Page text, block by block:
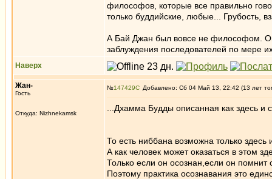
философов, которые все правильно
только буддийские, любые... Грубость,
А Бай Джан был вовсе не философом.
заблуждения последователей по мере
Наверх
Жан-
Гость
Откуда: Nizhnekamsk
№147429 Добавлено: Сб 04 Май 13, 22:42 (13 лет
...Дхамма Будды описанная как здесь и
То есть ниббана возможна только здесь
А как человек может оказаться в этом
Только если он осознан,если он помнит
Поэтому практика осознавания это